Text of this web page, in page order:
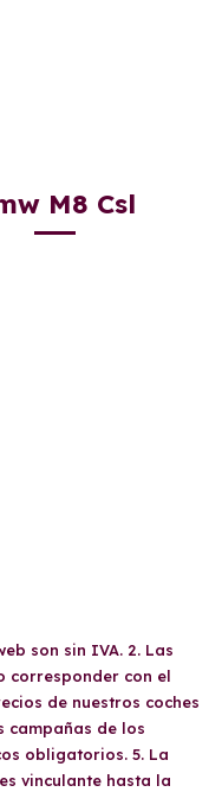
M8 Csl
son sin IVA. 2. Las
corresponder con el
de nuestros coches
campañas de los
obligatorios. 5. La
vinculante hasta la